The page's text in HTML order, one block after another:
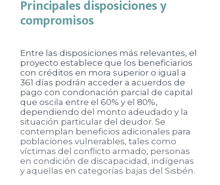
Principales disposiciones y
compromisos
Entre las disposiciones más relevantes, el
proyecto establece que los beneficiarios
con créditos en mora superior o igual a
361 días podrán acceder a acuerdos de
pago con condonación parcial de capital
que oscila entre el 60% y el 80%,
dependiendo del monto adeudado y la
situación particular del deudor. Se
contemplan beneficios adicionales para
poblaciones vulnerables, tales como
víctimas del conflicto armado, personas
en condición de discapacidad, indígenas
y aquellas en categorías bajas del Sisbén.